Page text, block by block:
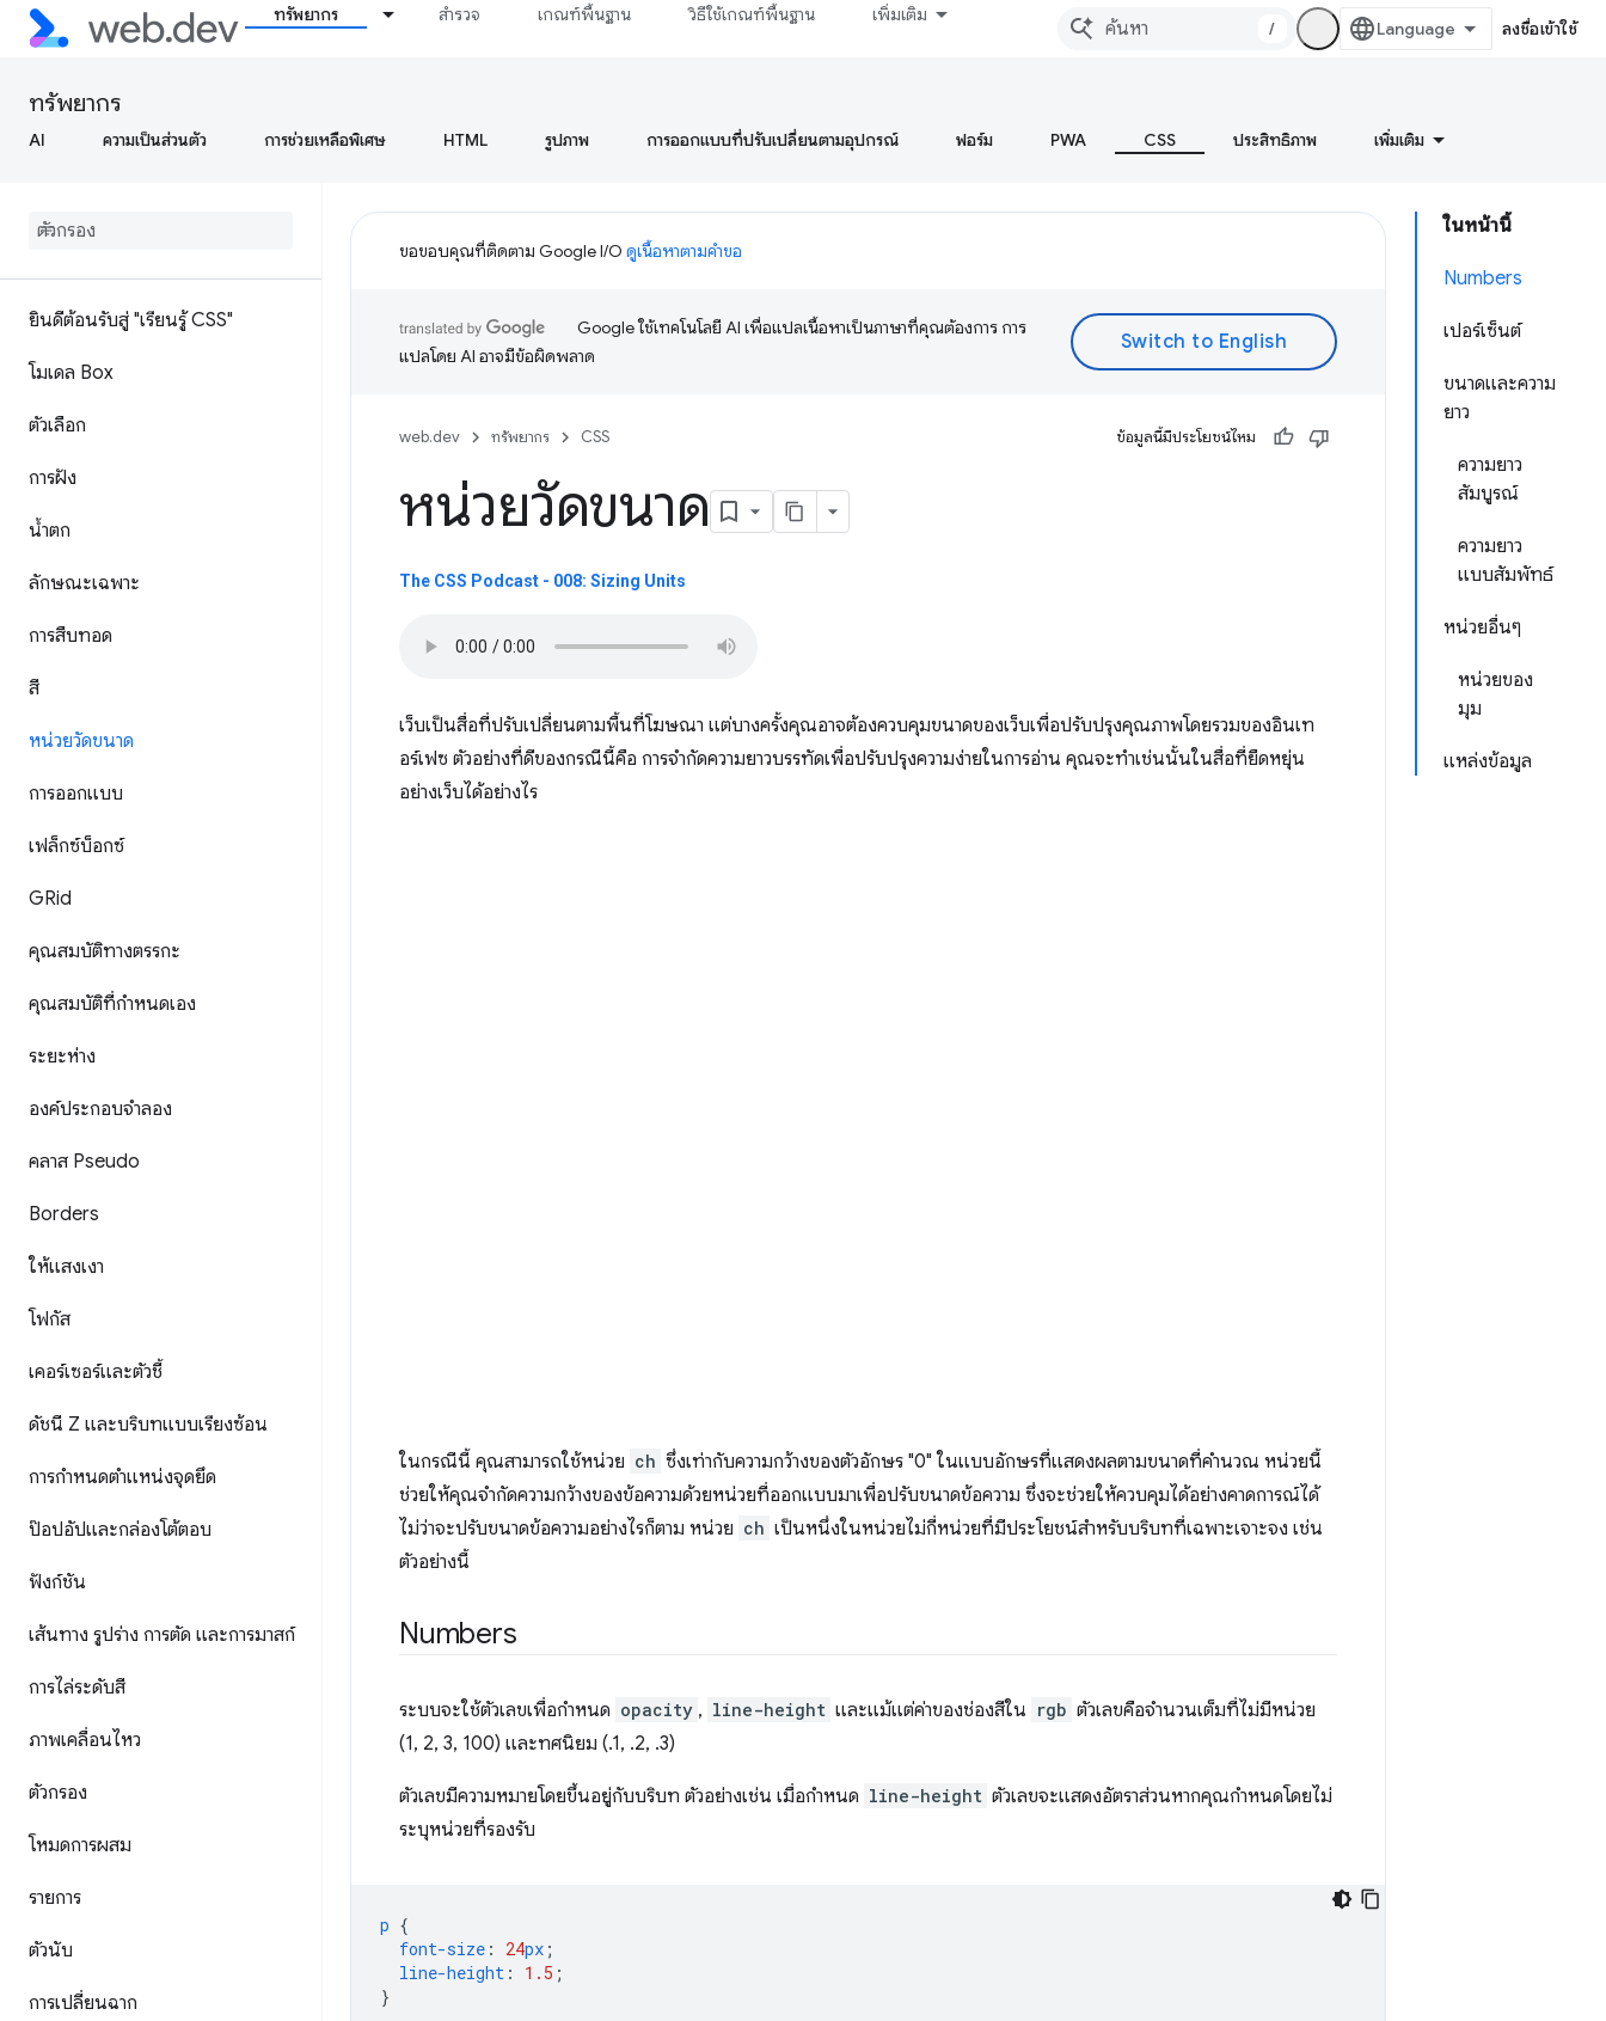
ทรัพยากร สำรวจ เกณฑ์พื้นฐาน วิธีใช้เกณฑ์พื้นฐาน เพิ่มเติม
/ ลงชื่อเข้าใช้
ทรัพยากร
AI ความเป็นส่วนตัว การช่วยเหลือพิเศษ HTML รูปภาพ การออกแบบที่ปรับเปลี่ยนตามอุปกรณ์ ฟอร์ม PWA CSS ประสิทธิภาพ เพิ่มเติม
ยินดีต้อนรับสู่ "เรียนรู้ CSS"
โมเดล Box
ตัวเลือก
การฝัง
น้ำตก
ลักษณะเฉพาะ
การสืบทอด
สี
หน่วยวัดขนาด
การออกแบบ
เฟล็กซ์บ็อกซ์
GRid
คุณสมบัติทางตรรกะ
คุณสมบัติที่กําหนดเอง
ระยะห่าง
องค์ประกอบจำลอง
คลาส Pseudo
Borders
ให้แสงเงา
โฟกัส
เคอร์เซอร์และตัวชี้
ดัชนี Z และบริบทแบบเรียงซ้อน
การกำหนดตำแหน่งจุดยึด
ป๊อปอัปและกล่องโต้ตอบ
ฟังก์ชัน
เส้นทาง รูปร่าง การตัด และการมาสก์
การไล่ระดับสี
ภาพเคลื่อนไหว
ตัวกรอง
โหมดการผสม
รายการ
ตัวนับ
การเปลี่ยนฉาก
ในหน้านี้
Numbers
เปอร์เซ็นต์
ขนาดและความ
ยาว
ความยาว
สัมบูรณ์
ความยาว
แบบสัมพัทธ์
หน่วยอื่นๆ
หน่วยของ
มุม
แหล่งข้อมูล
ขอขอบคุณที่ติดตาม Google I/O ดูเนื้อหาตามคำขอ
Google ใช้เทคโนโลยี AI เพื่อแปลเนื้อหาเป็นภาษาที่คุณต้องการ การ
แปลโดย AI อาจมีข้อผิดพลาด
web.dev ทรัพยากร CSS ข้อมูลนี้มีประโยชน์ไหม
หน่วยวัดขนาด
The CSS Podcast - 008: Sizing Units
เว็บเป็นสื่อที่ปรับเปลี่ยนตามพื้นที่โฆษณา แต่บางครั้งคุณอาจต้องควบคุมขนาดของเว็บเพื่อปรับปรุงคุณภาพโดยรวมของอินเท
อร์เฟซ ตัวอย่างที่ดีของกรณีนี้คือ การจำกัดความยาวบรรทัดเพื่อปรับปรุงความง่ายในการอ่าน คุณจะทําเช่นนั้นในสื่อที่ยืดหยุ่น
อย่างเว็บได้อย่างไร
ในกรณีนี้ คุณสามารถใช้หน่วย ch ซึ่งเท่ากับความกว้างของตัวอักษร "0" ในแบบอักษรที่แสดงผลตามขนาดที่คำนวณ หน่วยนี้
ช่วยให้คุณจำกัดความกว้างของข้อความด้วยหน่วยที่ออกแบบมาเพื่อปรับขนาดข้อความ ซึ่งจะช่วยให้ควบคุมได้อย่างคาดการณ์ได้
ไม่ว่าจะปรับขนาดข้อความอย่างไรก็ตาม หน่วย ch เป็นหนึ่งในหน่วยไม่กี่หน่วยที่มีประโยชน์สำหรับบริบทที่เฉพาะเจาะจง เช่น
ตัวอย่างนี้
Numbers
ระบบจะใช้ตัวเลขเพื่อกำหนด opacity , line-height และแม้แต่ค่าของช่องสีใน rgb ตัวเลขคือจำนวนเต็มที่ไม่มีหน่วย
(1, 2, 3, 100) และทศนิยม (.1, .2, .3)
ตัวเลขมีความหมายโดยขึ้นอยู่กับบริบท ตัวอย่างเช่น เมื่อกําหนด line-height ตัวเลขจะแสดงอัตราส่วนหากคุณกําหนดโดยไม่
ระบุหน่วยที่รองรับ
p {
font-size : 24px ;
line-height : 1.5 ;
}